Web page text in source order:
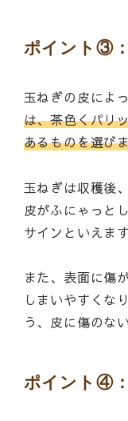
ポイント③
玉ねぎの皮によ
は、茶色くパリ
あるものを選び
玉ねぎは収穫後
皮がふにゃっと
サインといえます
また、表面に傷
しまいやすくな
う、皮に傷のな
ポイント④